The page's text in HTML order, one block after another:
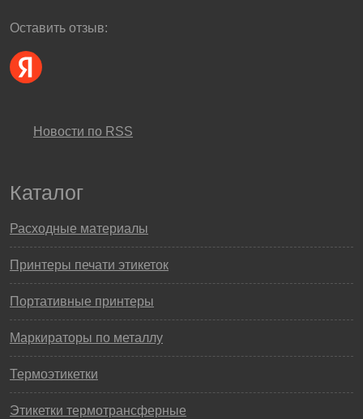
Оставить отзыв:
Новости по RSS
Каталог
Расходные материалы
Принтеры печати этикеток
Портативные принтеры
Маркираторы по металлу
Термоэтикетки
Этикетки термотрансферные